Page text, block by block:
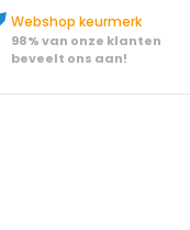
Webshop keurmerk
98% van onze klanten
beveelt ons aan!